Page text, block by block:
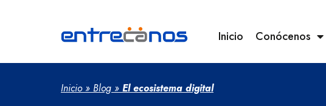
Inicio Conócenos
Inicio» Blog » El ecosistema digital